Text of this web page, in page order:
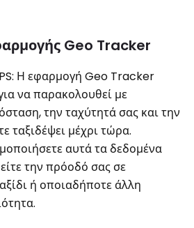
Geo Tracker
Η εφαρμογή Geo Tracker
να παρακολουθεί με
την ταχύτητά σας και την
ταξιδέψει μέχρι τώρα.
αυτά τα δεδομένα
την πρόοδό σας σε
ή οποιαδήποτε άλλη